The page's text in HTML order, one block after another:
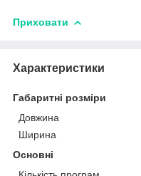
Приховати
Характеристики
Габаритні розміри
Довжина
Ширина
Основні